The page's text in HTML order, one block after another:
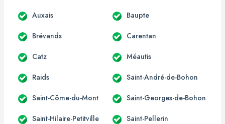
Auxais Baupte
Brévands Carentan
Catz Méautis
Raids Saint-André-de-Bohon
Saint-Côme-du-Mont Saint-Georges-de-Bohon
Saint-Hilaire-Petitville Saint-Pellerin